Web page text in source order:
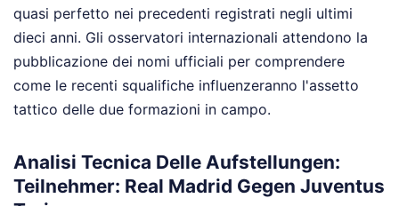
quasi perfetto nei precedenti registrati negli ultimi
dieci anni. Gli osservatori internazionali attendono la
pubblicazione dei nomi ufficiali per comprendere
come le recenti squalifiche influenzeranno l'assetto
tattico delle due formazioni in campo.
Analisi Tecnica Delle Aufstellungen:
Teilnehmer: Real Madrid Gegen Juventus